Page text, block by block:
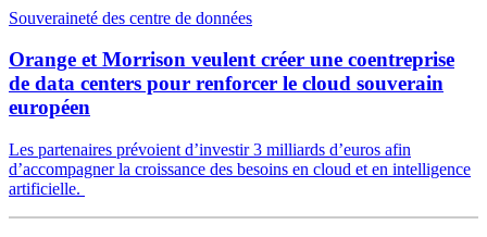
Souveraineté des centre de données
Orange et Morrison veulent créer une coentreprise
de data centers pour renforcer le cloud souverain
européen
Les partenaires prévoient d’investir 3 milliards d’euros afin
d’accompagner la croissance des besoins en cloud et en intelligence
artificielle.